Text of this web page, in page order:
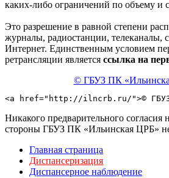
каких-либо ограничений по объему и
Это разрешение в равной степени
журналы, радиостанции, телеканалы,
Интернет. Единственным условием
ретрансляции является ссылка на
© ГБУЗ ПК
<a href="http://ilncrb.ru/">© ГБУЗ
Никакого предварительного согласия
стороны ГБУЗ ПК «Ильинская ЦРБ» не
Главная страница
Диспансеризация
Диспансерное наблюдение